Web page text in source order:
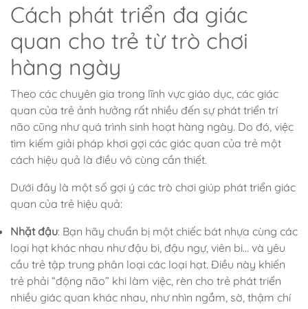
Cách phát triển đa giác
quan cho trẻ từ trò chơi
hàng ngày
Theo các chuyên gia trong lĩnh vực giáo dục, các giác
quan của trẻ ảnh hưởng rất nhiều đến sự phát triển trí
não cũng như quá trình sinh hoạt hàng ngày. Do đó, việc
tìm kiếm giải pháp khơi gợi các giác quan của trẻ một
cách hiệu quả là điều vô cùng cần thiết.
Dưới đây là một số gợi ý các trò chơi giúp phát triển giác
quan của trẻ hiệu quả:
Nhặt đậu: Bạn hãy chuẩn bị một chiếc bát nhựa cùng các
loại hạt khác nhau như đậu bi, đậu ngự, viên bi… và yêu
cầu trẻ tập trung phân loại các loại hạt. Điều này khiến
trẻ phải “động não” khi làm việc, rèn cho trẻ phát triển
nhiều giác quan khác nhau, như nhìn ngắm, sờ, thậm chí